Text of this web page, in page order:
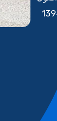
خود را پس از مجمع عمومی آذرماه سال 1394